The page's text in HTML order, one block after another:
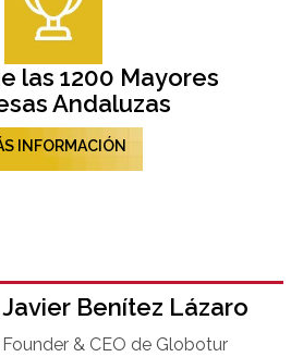
las 1200 Mayores
Andaluzas
INFORMACIÓN
Javier Benítez Lázaro
Founder & CEO de Globotur​